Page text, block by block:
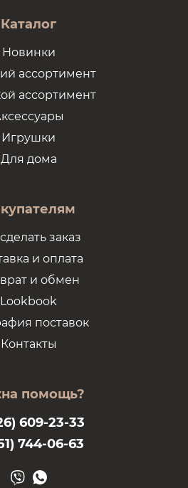
Каталог
Новинки
ассортимент
ассортимент
Игрушки
Для дома
заказ
и оплата
и обмен
Lookbook
поставок
Контакты
помощь?
609-23-33
744-06-63